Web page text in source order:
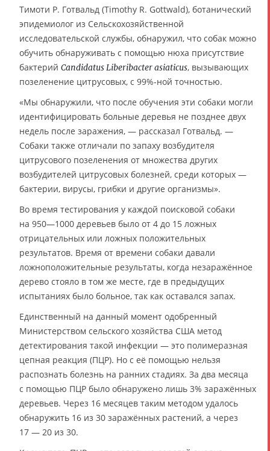
Тимоти Р. Готвальд (Timothy R. Gottwald), ботанический
эпидемиолог из Сельскохозяйственной
исследовательской службы, обнаружил, что собак можно
обучить обнаруживать с помощью нюха присутствие
бактерий Candidatus Liberibacter asiaticus, вызывающих
позеленение цитрусовых, с 99%-ной точностью.
«Мы обнаружили, что после обучения эти собаки могли
идентифицировать больные деревья не позднее двух
недель после заражения, — рассказал Готвальд. —
Собаки также отличали по запаху возбудителя
цитрусового позеленения от множества других
возбудителей цитрусовых болезней, среди которых —
бактерии, вирусы, грибки и другие организмы».
Во время тестирования у каждой поисковой собаки
на 950—1000 деревьев было от 4 до 15 ложных
отрицательных или ложных положительных
результатов. Время от времени собаки давали
ложноположительные результаты, когда незаражённое
дерево стояло в том же месте, где в предыдущих
испытаниях было больное, так как оставался запах.
Единственный на данный момент одобренный
Министерством сельского хозяйства США метод
детектирования такой инфекции — это полимеразная
цепная реакция (ПЦР). Но с её помощью нельзя
распознать болезнь на ранних стадиях. За два месяца
с помощью ПЦР было обнаружено лишь 3% заражённых
деревьев. Через 16 месяцев таким методом удалось
обнаружить 16 из 30 заражённых растений, а через
17 — 20 из 30.